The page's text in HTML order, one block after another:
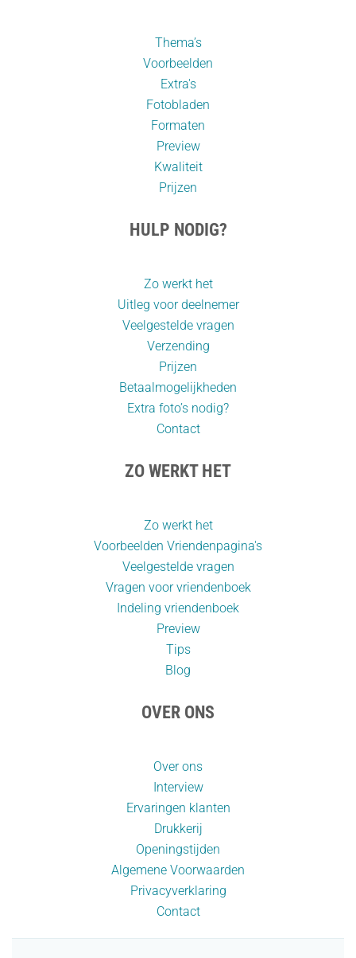
Thema’s
Voorbeelden
Extra's
Fotobladen
Formaten
Preview
Kwaliteit
Prijzen
HULP NODIG?
Zo werkt het
Uitleg voor deelnemer
Veelgestelde vragen
Verzending
Prijzen
Betaalmogelijkheden
Extra foto’s nodig?
Contact
ZO WERKT HET
Zo werkt het
Voorbeelden Vriendenpagina's
Veelgestelde vragen
Vragen voor vriendenboek
Indeling vriendenboek
Preview
Tips
Blog
OVER ONS
Over ons
Interview
Ervaringen klanten
Drukkerij
Openingstijden
Algemene Voorwaarden
Privacyverklaring
Contact